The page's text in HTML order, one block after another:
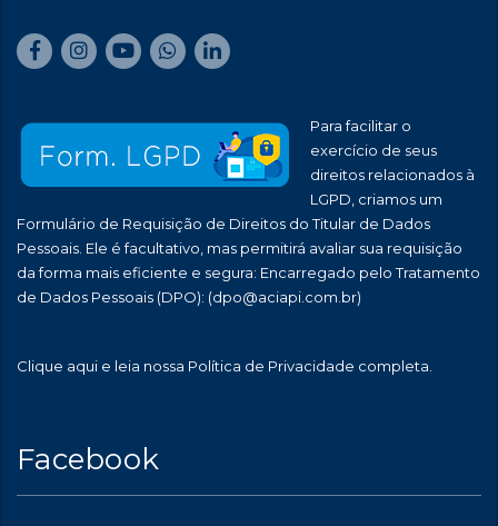
Para facilitar o
exercício de seus
direitos relacionados à
LGPD, criamos um
Formulário de Requisição de Direitos do Titular de Dados
Pessoais. Ele é facultativo, mas permitirá avaliar sua requisição
da forma mais eficiente e segura: Encarregado pelo Tratamento
de Dados Pessoais (DPO): (dpo@aciapi.com.br)
Clique aqui e leia nossa Política de Privacidade completa.
Facebook